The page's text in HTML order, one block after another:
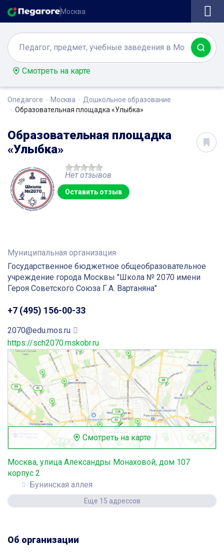
Москва
Смотреть на карте
Опедагоге Москва
Дошкольное образование
Образовательная площадка «Улыбка»
Образовательная площадка
«Улыбка»
Нет отзывов
Оставить отзыв
Муниципальная организация
Государственное бюджетное общеобразовательное
учреждение города Москвы "Школа № 2070 имени
Героя Советского Союза Г.А. Вартаняна"
+7 (495) 156-00-33
2070@edu.mos.ru
https://sch2070.mskobr.ru
Смотреть на карте
Москва, улица Александры Монаховой, дом 107
корпус 2
Бунинская аллея
Еще 15 адрессов
Об организации